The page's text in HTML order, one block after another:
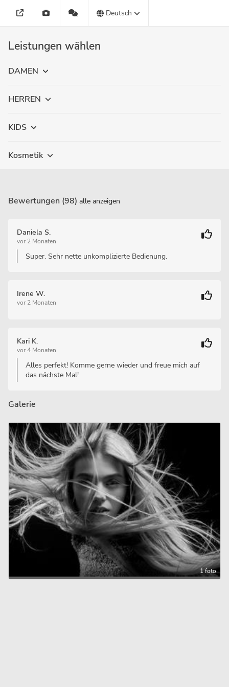
Deutsch
Leistungen wählen
DAMEN
HERREN
KIDS
Kosmetik
Bewertungen (98) alle anzeigen
Daniela S.
vor 2 Monaten
Super. Sehr nette unkomplizierte Bedienung.
Irene W.
vor 2 Monaten
Kari K.
vor 4 Monaten
Alles perfekt! Komme gerne wieder und freue mich auf
das nächste Mal!
Galerie
1 foto